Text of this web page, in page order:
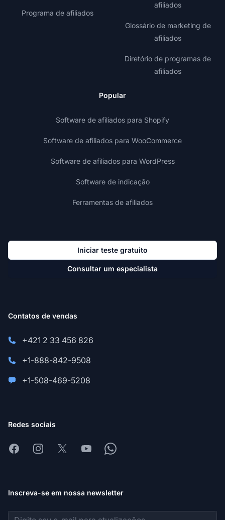
Programa de afiliados
afiliados
Glossário de marketing de
afiliados
Diretório de programas de
afiliados
Popular
Software de afiliados para Shopify
Software de afiliados para WooCommerce
Software de afiliados para WordPress
Software de indicação
Ferramentas de afiliados
Iniciar teste gratuito
Consultar um especialista
Contatos de vendas
+421 2 33 456 826
+1-888-842-9508
+1-508-469-5208
Redes sociais
FacebookInstagram
X YoutubeWhatsapp
Inscreva-se em nossa newsletter
Endereço de e-mail